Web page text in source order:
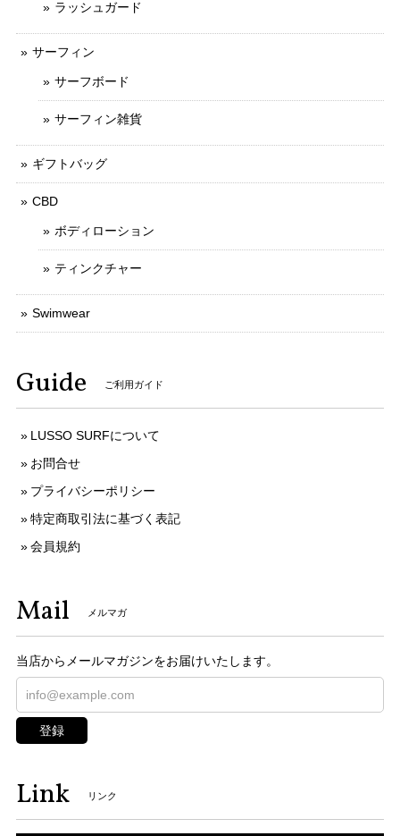
ラッシュガード
サーフィン
サーフボード
サーフィン雑貨
ギフトバッグ
CBD
ボディローション
ティンクチャー
Swimwear
Guide ご利用ガイド
LUSSO SURFについて
お問合せ
プライバシーポリシー
特定商取引法に基づく表記
会員規約
Mail メルマガ
当店からメールマガジンをお届けいたします。
登録
Link リンク